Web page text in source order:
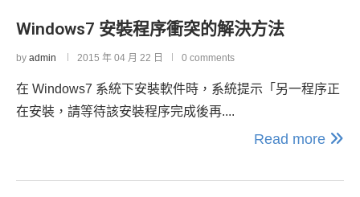
Windows7 安裝程序衝突的解決方法
by admin 2015 年 04 月 22 日 0 comments
在 Windows7 系統下安裝軟件時，系統提示「另一程序正
在安裝，請等待該安裝程序完成後再....
Read more